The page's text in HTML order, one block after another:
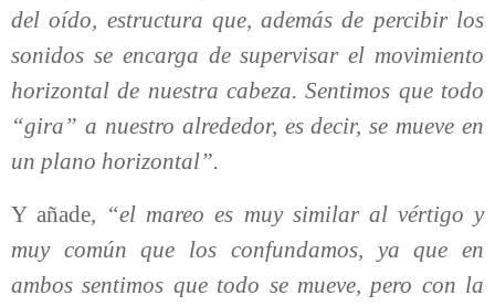
del oído, estructura que, además de percibir los
sonidos se encarga de supervisar el movimiento
horizontal de nuestra cabeza. Sentimos que todo
“gira” a nuestro alrededor, es decir, se mueve en
un plano horizontal”.
Y añade, “el mareo es muy similar al vértigo y
muy común que los confundamos, ya que en
ambos sentimos que todo se mueve, pero con la